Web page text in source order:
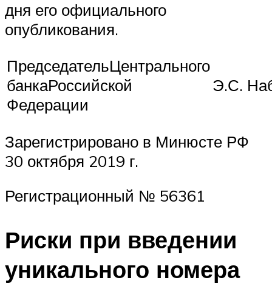
дня его официального
опубликования.
ПредседательЦентрального
банкаРоссийской
Федерации
Э.С.
Зарегистрировано в Минюсте РФ
30 октября 2019 г.
Регистрационный № 56361
Риски при введении
уникального номера